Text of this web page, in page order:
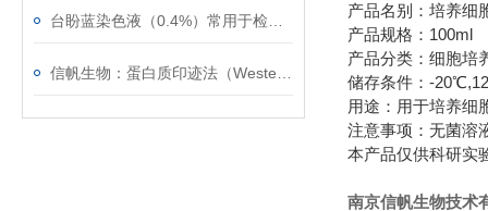
产品名别：培养细
产品规格：100ml
产品分类：细胞培
储存条件：-
用途：用于培养细
注意事项：无菌溶
本产品仅供科研实
南京信帆生物技术